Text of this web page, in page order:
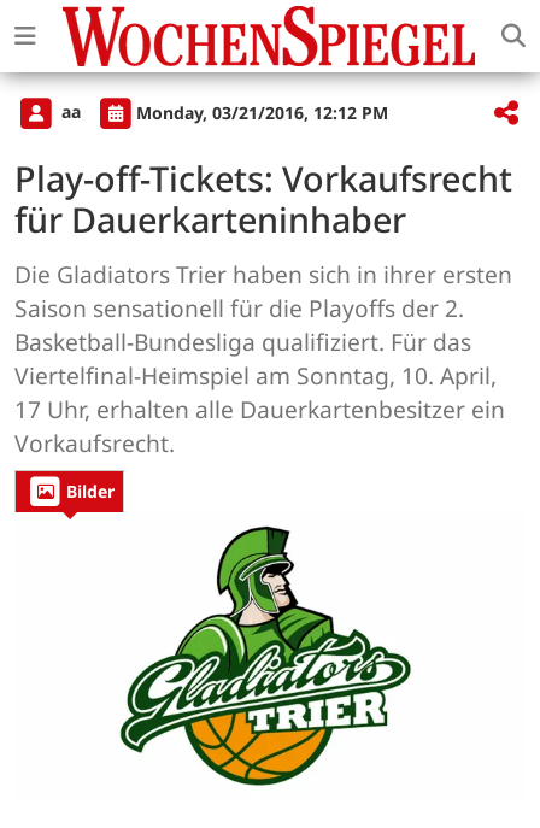
aa Monday, 03/21/2016, 12:12 PM
Play-off-Tickets: Vorkaufsrecht
für Dauerkarteninhaber
Die Gladiators Trier haben sich in ihrer ersten
Saison sensationell für die Playoffs der 2.
Basketball-Bundesliga qualifiziert. Für das
Viertelfinal-Heimspiel am Sonntag, 10. April,
17 Uhr, erhalten alle Dauerkartenbesitzer ein
Vorkaufsrecht.
Bilder